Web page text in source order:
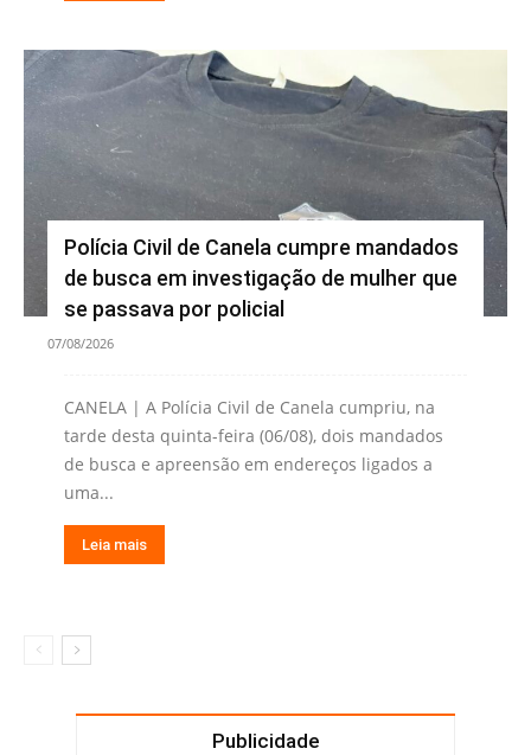
Polícia Civil de Canela cumpre mandados
de busca em investigação de mulher que
se passava por policial
07/08/2026
CANELA | A Polícia Civil de Canela cumpriu, na
tarde desta quinta-feira (06/08), dois mandados
de busca e apreensão em endereços ligados a
uma...
Leia mais
Publicidade